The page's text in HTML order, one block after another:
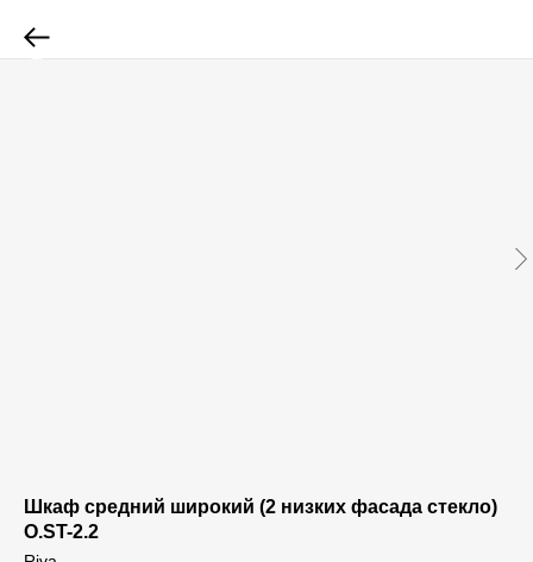
Шкаф средний широкий (2 низких фасада стекло)
O.ST-2.2